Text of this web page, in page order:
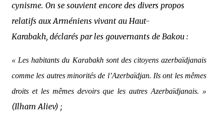
cynisme. On se souvient encore des divers propos
relatifs aux Arméniens vivant au Haut-
Karabakh, déclarés par les gouvernants de Bakou :
« Les habitants du Karabakh sont des citoyens azerbaïdjanais
comme les autres minorités de l’Azerbaïdjan. Ils ont les mêmes
droits et les mêmes devoirs que les autres Azerbaïdjanais. »
(Ilham Aliev) ;